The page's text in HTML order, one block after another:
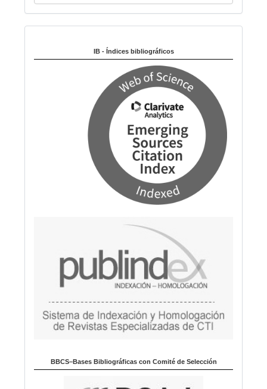
o
d
m
IB - Índices bibliográficos
BBCS–Bases Bibliográficas con Comité de Selección